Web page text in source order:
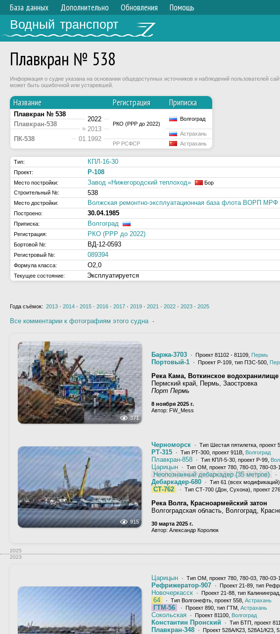
База данных Дополнительно Обновления Помощь
Водный транспорт
Плавкран № 538
Информация о судне указана на основании общедоступных источников и наблюдений пользователей
может быть ошибочной или устаревшей.
Название Регистрация Приписка
Плавкран № 538
2022
РКО (РРР до 2022)
Волгоград
Плавкран-538
≈ 2013
ПК-538
01.1992
Астрахань
РР РСФСР
Астрахань
Тип: КПЛ-16-30
Проект: Р-108
Место постройки: Завод «Нижегородский теплоход»
Бор
Строительный №:
538
Место достройки: Волжская ремонтно-эксплуатационная база флота ВОРП
Построено:
30.04.1985
Приписка: Волгоград
Регистрация: РКО (РРР до 2022)
Бортовой №: ВД-12-0593
Регистровый №: 089394
Формула класса: О2,0
Текущее состояние: Эксплуатируется
Года съёмок: 2013 · 2014 · 2015 · 2016 · 2017 · 2019 · 2021 · 2022 · 2023 · 2025
Все комментарии к фотографиям этого судна·
371
Баржа-3703 · Проект 81102 - 81109, Пермь
Портовый-1 · Проект Р-109, тип ПЗС-500,
Река Кама, Воткинское водохранилище
Пермский край, Пермь, Заостровка
Порт Пермь
8 ноября 2025 г.
Автор: FW_Mess
915
Черноморск · Тип Шестая пятилетка, проект
РТ-315 · Тип РТ-300, проект 911В, Волгоград
Плавкран-858 · Тип КПЛ-5-30, проект Р-99,
Царицын · Тип ОМ, проект 780, 780-03, 780-03-
Неопознанный дебаркадер (35 метров) ·
Дебаркадер-680 · Тип 61 (всех
СТ-762 · Тип СТ-700 (Дон, Сухона), проект
Река Волга, Красноармейский затон
Волгоградская область, Волгоград,
30 марта 2025 г.
Автор: Александр Королюк
2025
2023
Царицын · Тип ОМ, проект 780, 780-03, 780-03-
Рефрижератор-907 · Проект 21-89, тип
Новочеркасск · Проект 21-88, тип Калининград,
64 · Тип Волгонефть, проект 558, Астрахань
ГТМ-56 · Проект 890, тип ГТМ, Астрахань
Сокольская · Проект 81100, Волгоград
Константин Пронский · Тип БТП, проект
Плавкран-348 · Проект 528А/К23, 528А1/К23,